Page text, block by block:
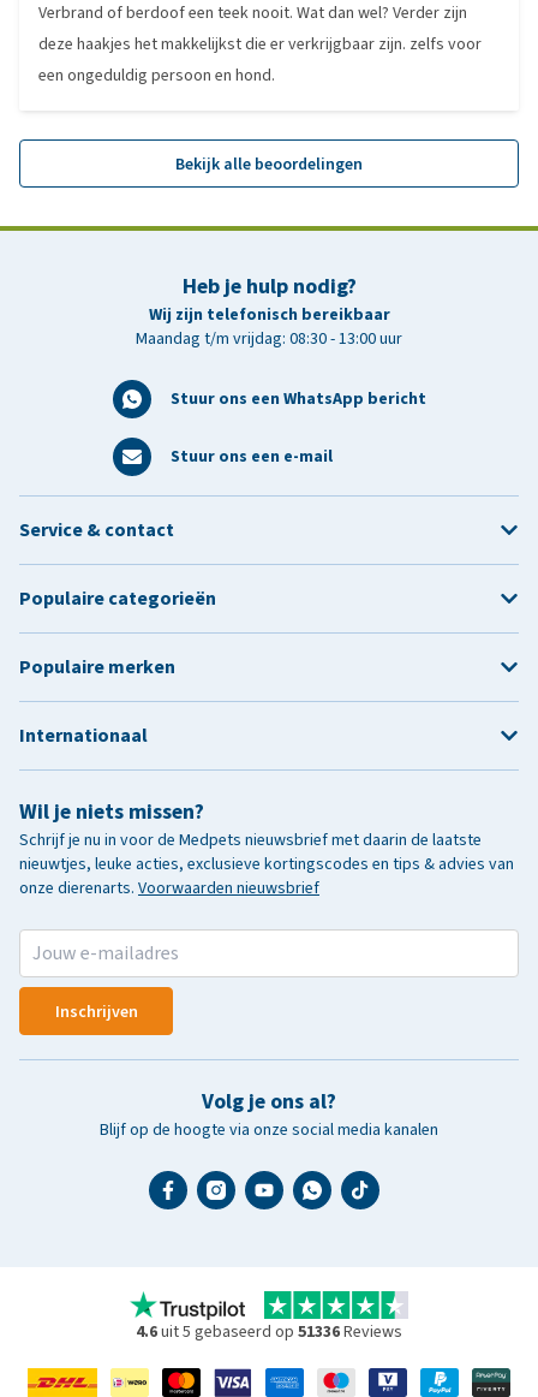
Verbrand of berdoof een teek nooit. Wat dan wel? Verder zijn
deze haakjes het makkelijkst die er verkrijgbaar zijn. zelfs voor
een ongeduldig persoon en hond.
Bekijk alle beoordelingen
Heb je hulp nodig?
Wij zijn telefonisch bereikbaar
Maandag t/m vrijdag: 08:30 - 13:00 uur
Stuur ons een WhatsApp bericht
Stuur ons een e-mail
Wil je niets missen?
Schrijf je nu in voor de Medpets nieuwsbrief met daarin de laatste
nieuwtjes, leuke acties, exclusieve kortingscodes en tips & advies van
onze dierenarts. Voorwaarden nieuwsbrief
Inschrijven
Volg je ons al?
Blijf op de hoogte via onze social media kanalen
Service & contact
Populaire categorieën
Populaire merken
Internationaal
4.6uit 5 gebaseerd op 51336Reviews